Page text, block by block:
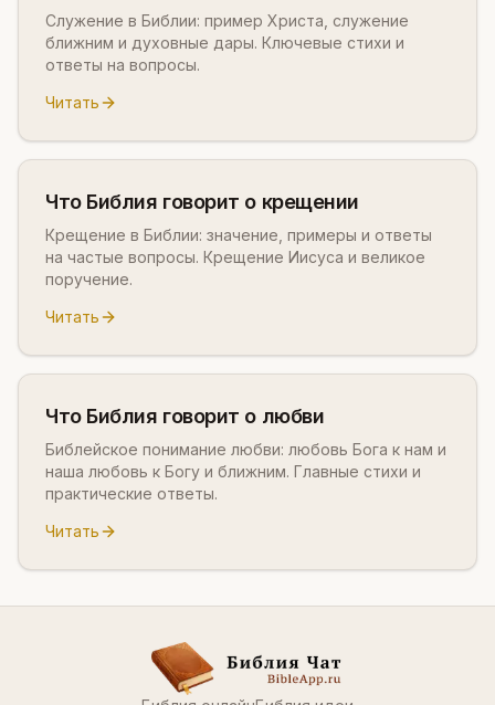
Служение в Библии: пример Христа, служение
ближним и духовные дары. Ключевые стихи и
ответы на вопросы.
Читать
Что Библия говорит о крещении
Крещение в Библии: значение, примеры и ответы
на частые вопросы. Крещение Иисуса и великое
поручение.
Читать
Что Библия говорит о любви
Библейское понимание любви: любовь Бога к нам и
наша любовь к Богу и ближним. Главные стихи и
практические ответы.
Читать